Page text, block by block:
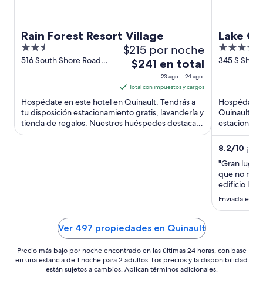
Rain Forest Resort Village
2.5
out
516 South Shore Road
$215 por noche
El
es
de
$241
en
total
24
ago
$241 en total
23 ago. - 24 ago.
Total con impuestos y cargos
Hospédate en este hotel en Quinault. Tendrás a
tu disposición estacionamiento gratis, lavandería y
tienda de regalos. Nuestros huéspedes destacan
el restaurante ...
Lake
3.5
out
345 S
Hospédate
Quinault.
servicio de
8.2/10
"Gran
que no me
edificio
pero los
Enviada el
Ver 497 propiedades en Quinault
Precio más bajo por noche encontrado en las últimas 24 horas, con base
en una estancia de 1 noche para 2 adultos. Los precios y la disponibilidad
están sujetos a cambios. Aplican términos adicionales.